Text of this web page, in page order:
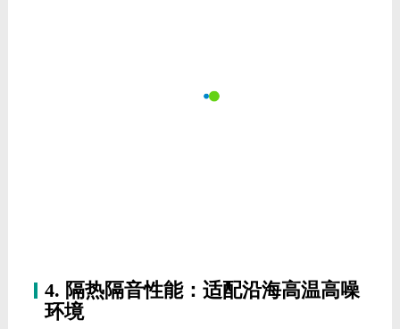
采用垂直等温线设计+44mm超宽隔热条，搭配双银
降至35dB以下，能满足日常居住的安静需求。